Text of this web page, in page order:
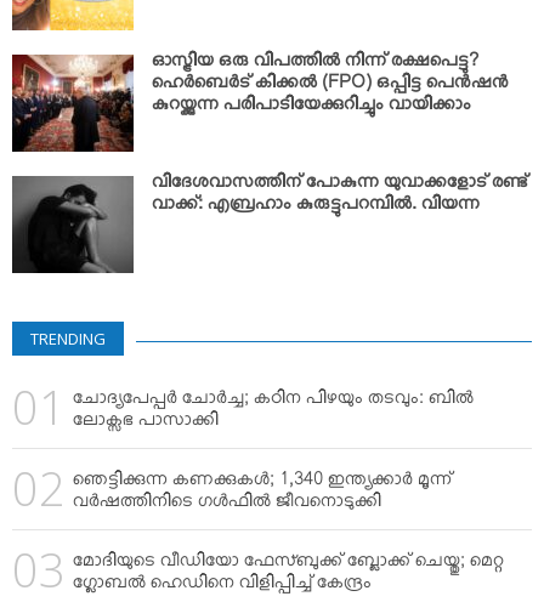
ഓസ്ട്രിയ ഒരു വിപത്തില്‍ നിന്ന് രക്ഷപെട്ടു?
ഹെര്‍ബെര്‍ട് കിക്കല്‍ (FPO) ഒപ്പിട്ട പെന്‍ഷന്‍
കുറയ്ക്കുന്ന പരിപാടിയേക്കുറിച്ചും വായിക്കാം
വിദേശവാസത്തിന് പോകുന്ന യുവാക്കളോട് രണ്ട്
വാക്ക്: എബ്രഹാം കുരുട്ടുപറമ്പില്‍. വിയന്ന
TRENDING
ചോദ്യപേപ്പര്‍ ചോര്‍ച്ച; കഠിന പിഴയും തടവും: ബില്‍
ലോക്സഭ പാസാക്കി
ഞെട്ടിക്കുന്ന കണക്കുകള്‍; 1,340 ഇന്ത്യക്കാര്‍ മൂന്ന്
വര്‍ഷത്തിനിടെ ഗള്‍ഫില്‍ ജീവനൊടുക്കി
മോദിയുടെ വീഡിയോ ഫേസ്ബുക്ക് ബ്ലോക്ക് ചെയ്തു; മെറ്റ
ഗ്ലോബല്‍ ഹെഡിനെ വിളിപ്പിച്ച് കേന്ദ്രം